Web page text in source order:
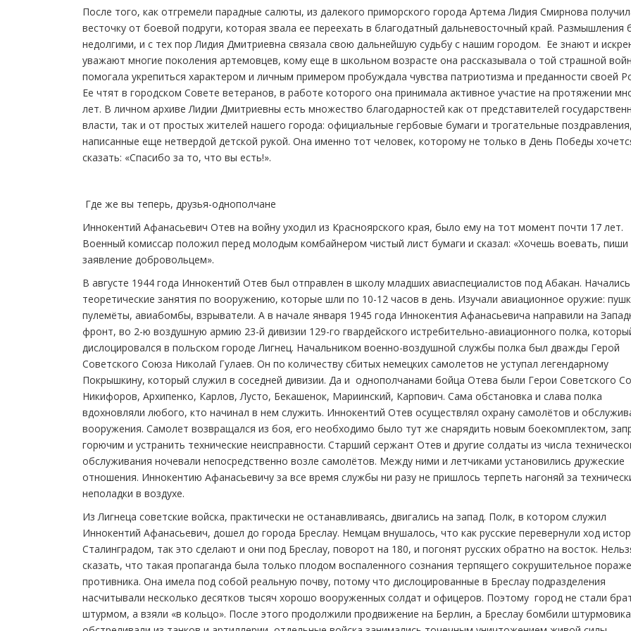
После того, как отгремели парадные салюты, из далекого приморского города Артема Лидия Смирнова
весточку от боевой подруги, которая звала ее переехать в благодатный дальневосточный край. Размышления
недолгими, и с тех пор Лидия Дмитриевна связала свою дальнейшую судьбу с нашим городом. Ее знают и
уважают многие поколения артемовцев, кому еще в школьном возрасте она рассказывала о той страшной
помогала укрепиться характером и личным примером пробуждала чувства патриотизма и преданности своей
Ее чтят в городском Совете ветеранов, в работе которого она принимала активное участие на протяжении
лет. В личном архиве Лидии Дмитриевны есть множество благодарностей как от представителей
власти, так и от простых жителей нашего города: официальные гербовые бумаги и трогательные поздравления,
написанные еще нетвердой детской рукой. Она именно тот человек, которому не только в День Победы
сказать: «Спасибо за то, что вы есть!».
Где же вы теперь, друзья-однополчане
Иннокентий Афанасьевич Отев на войну уходил из Красноярского края, было ему на тот момент почти 17 лет.
Военный комиссар положил перед молодым комбайнером чистый лист бумаги и сказал: «Хочешь воевать, пиши
заявление добровольцем».
В августе 1944 года Иннокентий Отев был отправлен в школу младших авиаспециалистов под Абакан. Начались
теоретические занятия по вооружению, которые шли по 10-12 часов в день. Изучали авиационное оружие:
пулемёты, авиабомбы, взрыватели. А в начале января 1945 года Иннокентия Афанасьевича направили на
фронт, во 2-ю воздушную армию 23-й дивизии 129-го гвардейского истребительно-авиационного полка,
дислоцировался в польском городе Лигнец. Начальником военно-воздушной службы полка был дважды Герой
Советского Союза Николай Гулаев. Он по количеству сбитых немецких самолетов не уступал легендарному
Покрышкину, который служил в соседней дивизии. Да и однополчанами бойца Отева были Герои Советского
Никифоров, Архипенко, Карлов, Лусто, Бекашенок, Мариинский, Карпович. Сама обстановка и слава полка
вдохновляли любого, кто начинал в нем служить. Иннокентий Отев осуществлял охрану самолётов и
вооружения. Самолет возвращался из боя, его необходимо было тут же снарядить новым боекомплектом,
горючим и устранить технические неисправности. Старший сержант Отев и другие солдаты из числа
обслуживания ночевали непосредственно возле самолётов. Между ними и летчиками установились дружеские
отношения. Иннокентию Афанасьевичу за все время службы ни разу не пришлось терпеть нагоняй за
неполадки в воздухе.
Из Лигнеца советские войска, практически не останавливаясь, двигались на запад. Полк, в котором служил
Иннокентий Афанасьевич, дошел до города Бреслау. Немцам внушалось, что как русские перевернули ход
Сталинградом, так это сделают и они под Бреслау, поворот на 180, и погонят русских обратно на восток.
сказать, что такая пропаганда была только плодом воспаленного сознания терпящего сокрушительное
противника. Она имела под собой реальную почву, потому что дислоцированные в Бреслау подразделения
насчитывали несколько десятков тысяч хорошо вооруженных солдат и офицеров. Поэтому город не стали
штурмом, а взяли «в кольцо». После этого продолжили продвижение на Берлин, а Бреслау бомбили